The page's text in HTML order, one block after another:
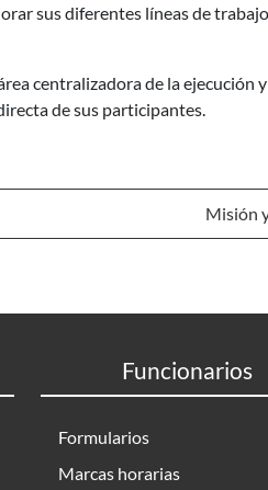
sus diferentes líneas de trabajo
centralizadora de la ejecución y
de sus participantes.
Misión
Funcionarios
Formularios
Marcas horarias